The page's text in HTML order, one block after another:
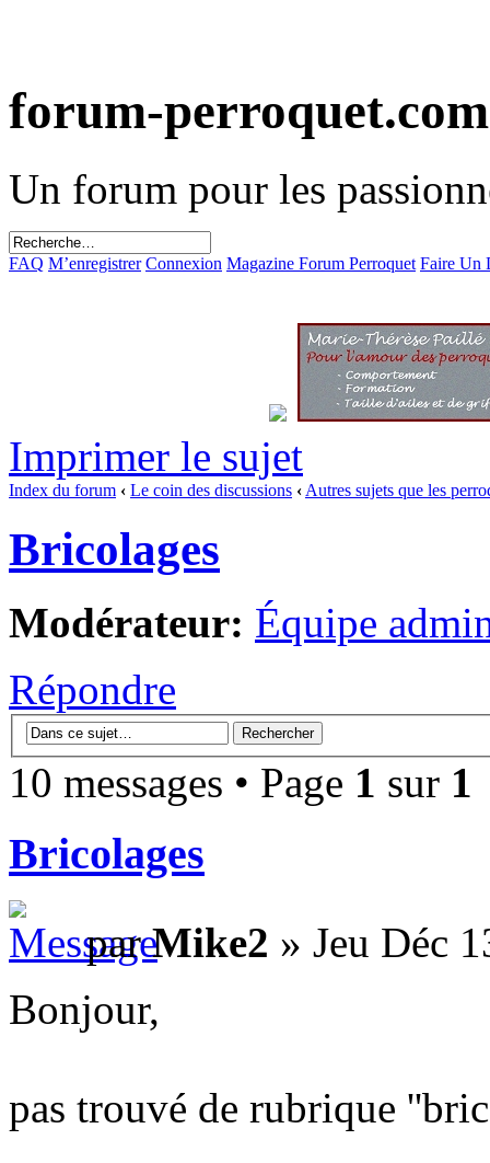
forum-perroquet.com
Un forum pour les
FAQ M’enregistrer Connexion Magazine Forum Perroquet Faire Un
Imprimer le sujet
Index du forum ‹ Le coin des discussions ‹ Autres sujets que les
Bricolages
Modérateur: Équipe
Répondre
10 messages • Page 1 sur 1
Bricolages
parMike2 » Jeu Déc
Bonjour,
pas trouvé de rubrique